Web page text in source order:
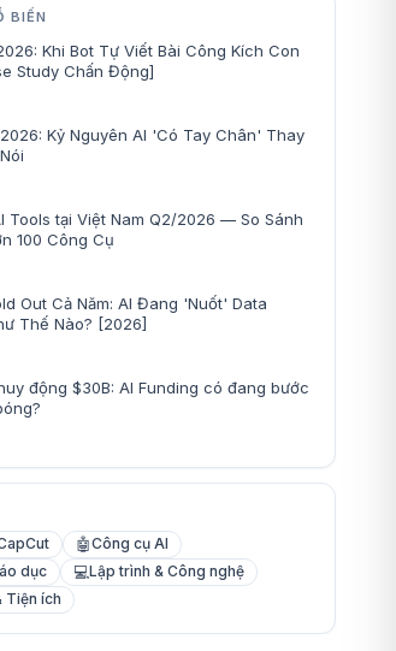
BIẾN
Khi Bot Tự Viết Bài Công Kích Con
Study Chấn Động]
Kỷ Nguyên AI 'Có Tay Chân' Thay
Tools tại Việt Nam Q2/2026 — So Sánh
100 Công Cụ
Out Cả Năm: AI Đang 'Nuốt' Data
Thế Nào? [2026]
động $30B: AI Funding có đang bước
🤖Công cụ AI
dục 💻Lập trình & Công nghệ
Tiện ích